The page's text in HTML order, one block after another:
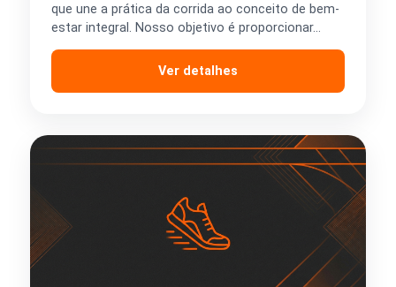
que une a prática da corrida ao conceito de bem-
estar integral. Nosso objetivo é proporcionar…
Ver detalhes